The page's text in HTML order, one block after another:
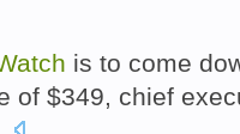
is to come
of $349, chief